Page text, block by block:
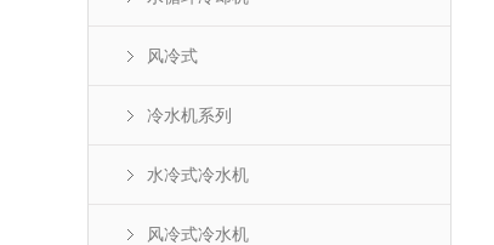
风冷式
冷水机系列
水冷式冷水机
风冷式冷水机